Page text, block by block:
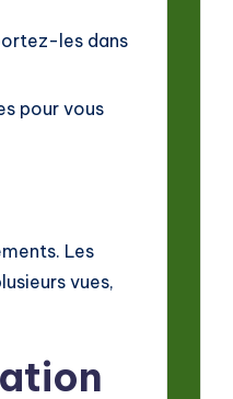
les dans
pour vous
Les
vues,